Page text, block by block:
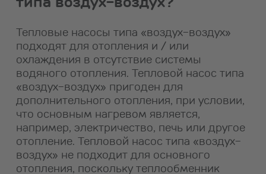
Тепловые насосы типа «воздух-воздух»
подходят для отопления и / или
охлаждения в отсутствие системы
водяного отопления. Тепловой насос типа
«воздух-воздух» пригоден для
дополнительного отопления, при условии,
что основным нагревом является,
например, электричество, печь или другое
отопление. Тепловой насос типа «воздух-
воздух» не подходит для основного
отопления, поскольку теплообменник